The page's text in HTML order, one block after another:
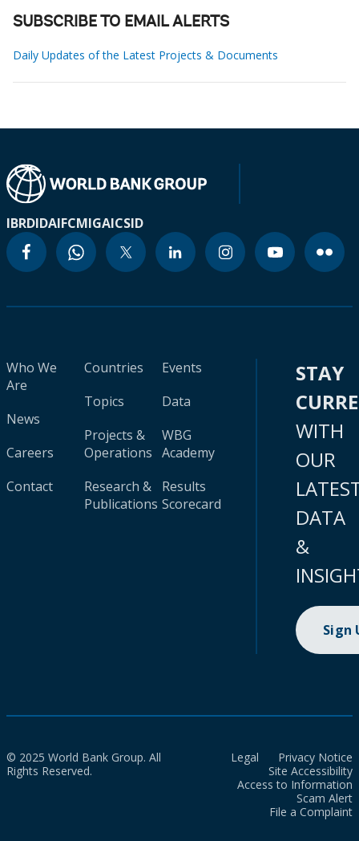
SUBSCRIBE TO EMAIL ALERTS
Daily Updates of the Latest Projects & Documents
IBRDIDAIFCMIGAICSID
Who We
Are
News
Careers
Contact
Countries
Topics
Projects &
Operations
Research &
Publications
Events
Data
WBG
Academy
Results
Scorecard
STAY
WITH
OUR
DATA
&
Sign
© 2025 World Bank Group. All
Rights Reserved.
Legal
Privacy Notice
Site Accessibility
Access to Information
Scam Alert
File a Complaint